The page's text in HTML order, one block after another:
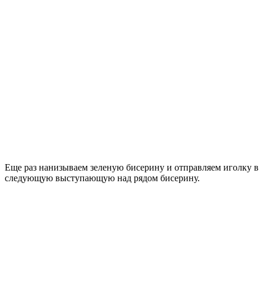
Еще раз нанизываем зеленую бисерину и отправляем иголку в
следующую выступающую над рядом бисерину.